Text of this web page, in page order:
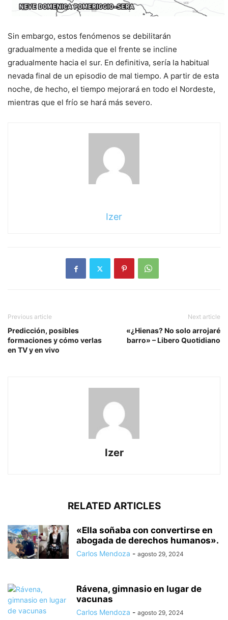
Sin embargo, estos fenómenos se debilitarán
gradualmente a medida que el frente se incline
gradualmente hacia el sur. En definitiva, sería la habitual
nevada final de un episodio de mal tiempo. A partir de esta
noche, de hecho, el tiempo mejorará en todo el Nordeste,
mientras que el frío se hará más severo.
Izer
Previous article
Predicción, posibles
formaciones y cómo verlas
en TV y en vivo
Next article
«¿Hienas? No solo arrojaré
barro» – Libero Quotidiano
Izer
RELATED ARTICLES
«Ella soñaba con convertirse en
abogada de derechos humanos».
Carlos Mendoza - agosto 29, 2024
Rávena, gimnasio en lugar de
vacunas
Carlos Mendoza - agosto 29, 2024